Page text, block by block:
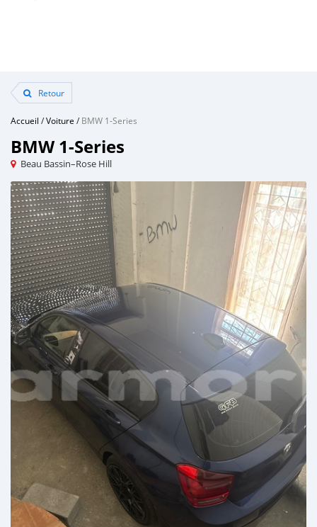
Retour
Accueil /Voiture /BMW 1-Series
BMW 1-Series
Beau Bassin–Rose Hill